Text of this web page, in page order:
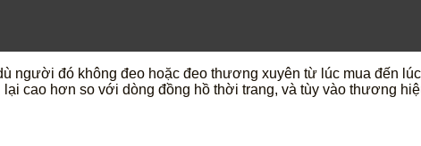
đó không đeo hoặc đeo thương xuyên từ lúc mua đến
cao hơn so với dòng đồng hồ thời trang, và tùy vào thương